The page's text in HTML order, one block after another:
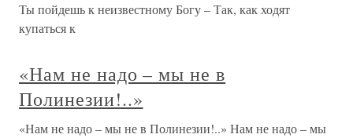
Ты пойдешь к неизвестному Богу – Так, как ходят
купаться к
«Нам не надо – мы не в
Полинезии!..»
«Нам не надо – мы не в Полинезии!..» Нам не надо – мы